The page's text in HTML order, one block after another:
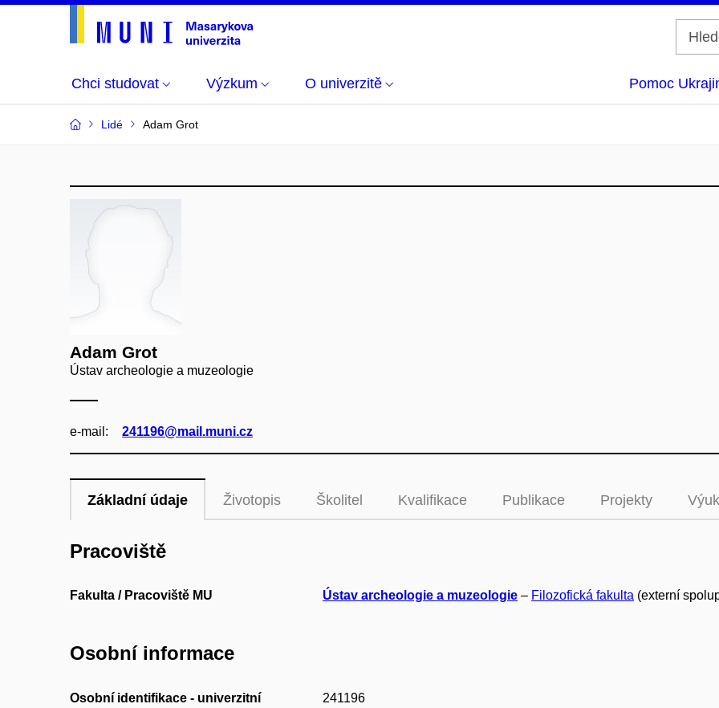
Chci studovat Výzkum O univerzitě Pomoc
Lidé Adam Grot
Adam Grot
Ústav archeologie a muzeologie
e‑mail: 241196@mail.muni.cz
Základní údaje Životopis Školitel Kvalifikace Publikace Projekty
Pracoviště
Fakulta / Pracoviště MU Ústav archeologie a muzeologie – Filozofická fakulta (externí
Osobní informace
Osobní identifikace - univerzitní
241196